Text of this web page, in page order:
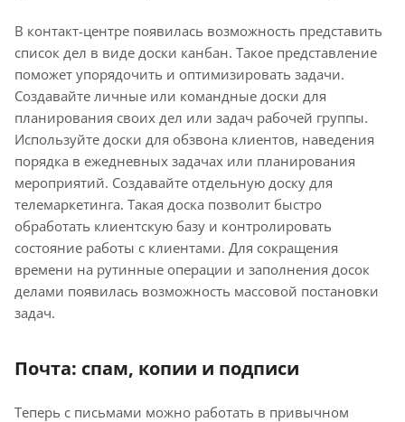
В контакт-центре появилась возможность представить
список дел в виде доски канбан. Такое представление
поможет упорядочить и оптимизировать задачи.
Создавайте личные или командные доски для
планирования своих дел или задач рабочей группы.
Используйте доски для обзвона клиентов, наведения
порядка в ежедневных задачах или планирования
мероприятий. Создавайте отдельную доску для
телемаркетинга. Такая доска позволит быстро
обработать клиентскую базу и контролировать
состояние работы с клиентами. Для сокращения
времени на рутинные операции и заполнения досок
делами появилась возможность массовой постановки
задач.
Почта: спам, копии и подписи
Теперь с письмами можно работать в привычном